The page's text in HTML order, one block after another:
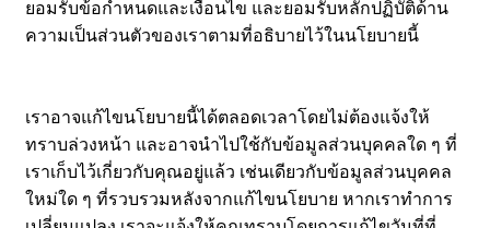
ยอมรับข้อกำหนดและเงื่อนไข และยอมรับหลักปฏิบัติด้าน
ความเป็นส่วนตัวของเราตามที่อธิบายไว้ในนโยบายนี้
เราอาจแก้ไขนโยบายนี้ได้ตลอดเวลาโดยไม่ต้องแจ้งให้
ทราบล่วงหน้า และอาจนำไปใช้กับข้อมูลส่วนบุคคลใด ๆ ที่
เราเก็บไว้เกี่ยวกับคุณอยู่แล้ว เช่นเดียวกับข้อมูลส่วนบุคคล
ใหม่ใด ๆ ที่รวบรวมหลังจากแก้ไขนโยบาย หากเราทำการ